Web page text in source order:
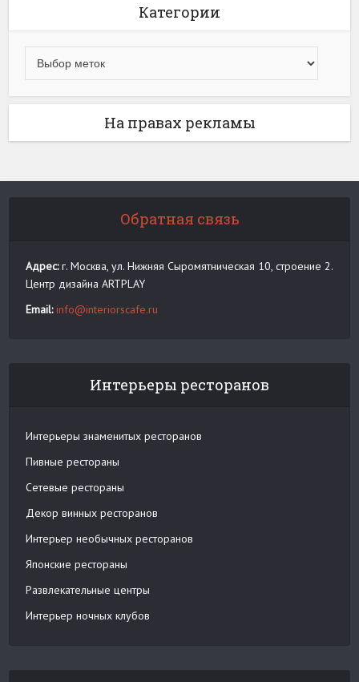
Категории
На правах рекламы
Обратная связь
Адрес:г. Москва, ул. Нижняя Сыромятническая 10, строение 2.
Центр дизайна ARTPLAY
Email: info@interiorscafe.ru
Интерьеры ресторанов
Интерьеры знаменитых ресторанов
Пивные рестораны
Сетевые рестораны
Декор винных ресторанов
Интерьер необычных ресторанов
Японские рестораны
Развлекательные центры
Интерьер ночных клубов